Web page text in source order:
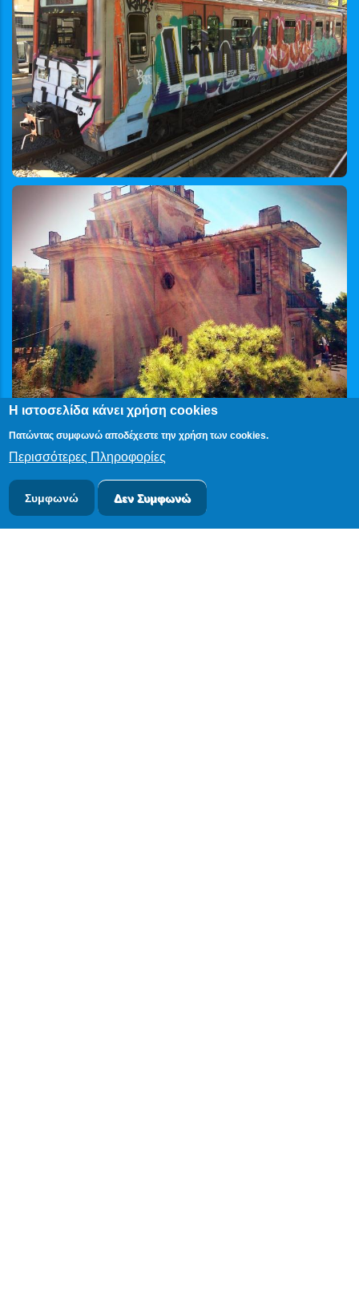
Η ιστοσελίδα κάνει χρήση cookies
Πατώντας συμφωνώ αποδέχεστε την χρήση των cookies.
Περισσότερες Πληροφορίες
Συμφωνώ Δεν Συμφωνώ